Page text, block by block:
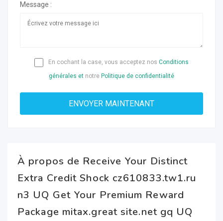
Message :
En cochant la case, vous acceptez nos Conditions
générales et notre Politique de confidentialité
À propos de Receive Your Distinct
Extra Credit Shock cz610833.tw1.ru
n3 UQ Get Your Premium Reward
Package mitax.great site.net gq UQ